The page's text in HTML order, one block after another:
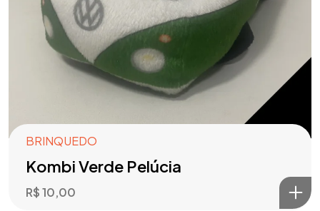
BRINQUEDO
Kombi Verde Pelúcia
R$10,00